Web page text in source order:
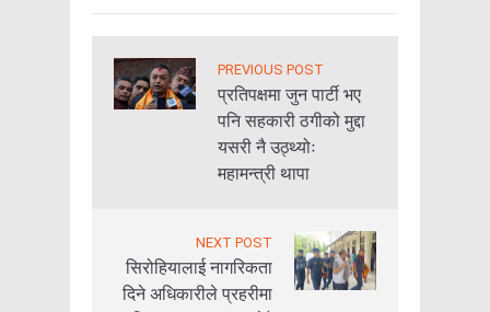
PREVIOUS POST
प्रतिपक्षमा जुन पार्टी भए
पनि सहकारी ठगीको मुद्दा
यसरी नै उठ्थ्योः
महामन्त्री थापा
NEXT POST
सिरोहियालाई नागरिकता
दिने अधिकारीले प्रहरीमा